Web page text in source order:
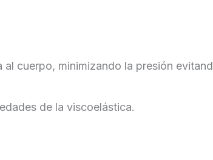
cuerpo, minimizando la presión
de la viscoelástica.